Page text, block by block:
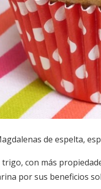
de espelta,
con más
por sus beneficios